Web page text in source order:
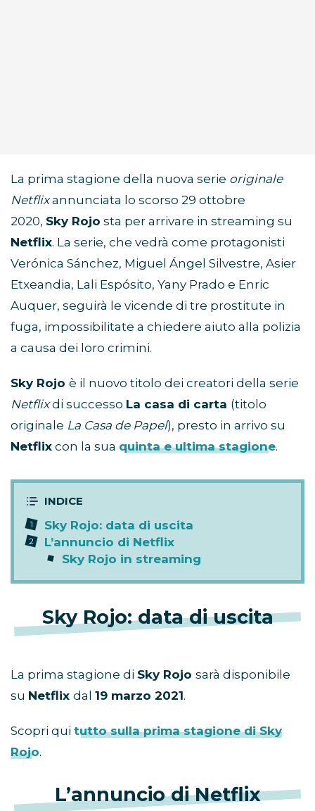
La prima stagione della nuova serie originale
Netflixannunciata lo scorso 29 ottobre
2020, Sky Rojo sta per arrivare in streaming su
Netflix. La serie, che vedrà come protagonisti
Verónica Sánchez, Miguel Ángel Silvestre, Asier
Etxeandia, Lali Espósito, Yany Prado e Enric
Auquer, seguirà le vicende di tre prostitute in
fuga, impossibilitate a chiedere aiuto alla polizia
a causa dei loro crimini.
Sky Rojo è il nuovo titolo dei creatori della serie
Netflixdi successo La casa di carta (titolo
originale La Casa de Papel), presto in arrivo su
Netflix con la sua quinta e ultima stagione.
Sky Rojo: data di uscita
L’annuncio di Netflix
Sky Rojo in streaming
Sky Rojo: data di uscita
La prima stagione di Sky Rojo sarà disponibile
su Netflix dal 19 marzo 2021.
Scopri qui tutto sulla prima stagione di Sky
Rojo.
L’annuncio di Netflix